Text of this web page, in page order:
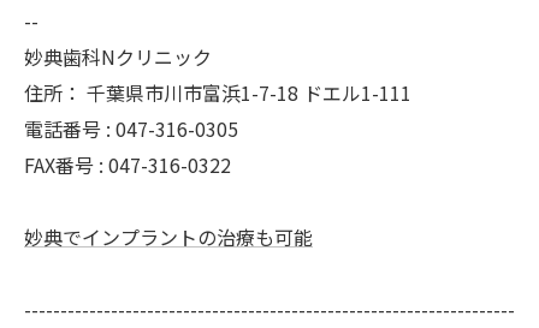
--
妙典歯科Nクリニック
住所： 千葉県市川市富浜1-7-18 ドエル1-111
電話番号 : 047-316-0305
FAX番号 : 047-316-0322
妙典でインプラントの治療も可能
--------------------------------------------------------------------